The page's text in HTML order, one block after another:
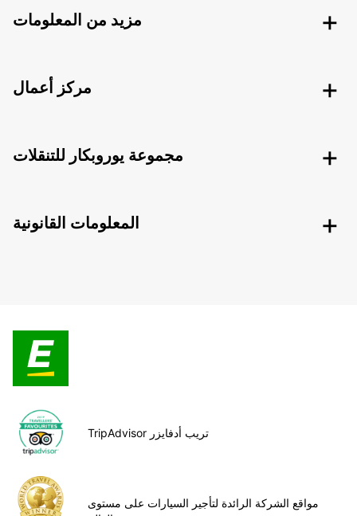
مزيد من المعلومات
مركز أعمال
مجموعة يوروبكار للتنقلات
المعلومات القانونية
TripAdvisor تريب أدفايزر
مواقع الشركة الرائدة لتأجير السيارات على مستوى